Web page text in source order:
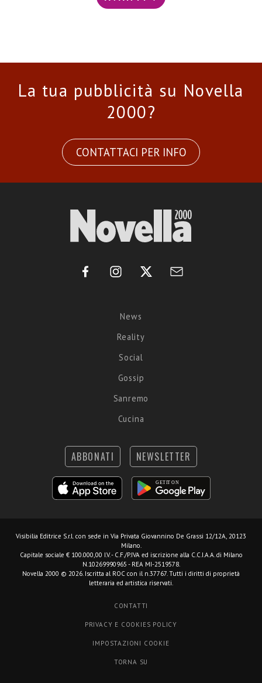
La tua pubblicità su Novella
2000?
CONTATTACI PER INFO
News
Reality
Social
Gossip
Sanremo
Cucina
ABBONATI NEWSLETTER
Visibilia Editrice S.r.l. con sede in Via Privata Giovannino De Grassi 12/12A, 20123
Milano.
Capitale sociale € 100.000,00 I.V. - C.F./P.IVA ed iscrizione alla C.C.I.A.A. di Milano
N.10269990965 - REA MI-2519578.
Novella 2000 © 2026. Iscritta al ROC con il n.37767. Tutti i diritti di proprietà
letteraria ed artistica riservati.
CONTATTI
PRIVACY E COOKIES POLICY
IMPOSTAZIONI COOKIE
TORNA SU